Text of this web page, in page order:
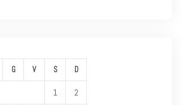
G V S D
1 2